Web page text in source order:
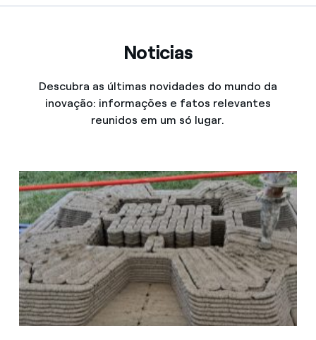
Noticias
Descubra as últimas novidades do mundo da
inovação: informações e fatos relevantes
reunidos em um só lugar.